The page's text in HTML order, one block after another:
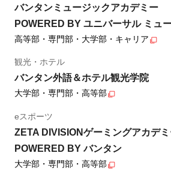
バンタンミュージックアカデミー
POWERED BY ユニバーサル ミュ
高等部・専門部・大学部・キャリア
観光・ホテル
バンタン外語＆ホテル観光学院
大学部・専門部・高等部
eスポーツ
ZETA DIVISIONゲーミングアカデ
POWERED BY バンタン
大学部・専門部・高等部